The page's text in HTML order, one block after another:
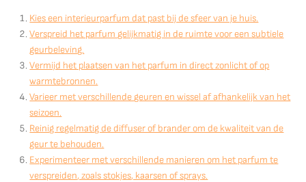
Kies een interieurparfum dat past bij de sfeer van je huis.
Verspreid het parfum gelijkmatig in de ruimte voor een subtiele
geurbeleving.
Vermijd het plaatsen van het parfum in direct zonlicht of op
warmtebronnen.
Varieer met verschillende geuren en wissel af afhankelijk van het
seizoen.
Reinig regelmatig de diffuser of brander om de kwaliteit van de
geur te behouden.
Experimenteer met verschillende manieren om het parfum te
verspreiden, zoals stokjes, kaarsen of sprays.